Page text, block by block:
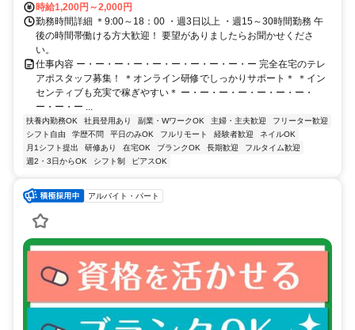
時給1,200円～2,000円
勤務時間詳細 ＊9:00～18：00 ・週3日以上 ・週15～30時間勤務 午
後の時間帯働ける方大歓迎！ 要望がありましたらお聞かせくださ
い。
仕事内容 ー・ー・ー・ー・ー・ー・ー・ー・ー・ー 完全在宅のテレ
アポスタッフ募集！ ＊オンライン研修でしっかりサポート＊ ＊イン
センティブも充実で稼ぎやすい＊ ー・ー・ー・ー・ー・ー・ー・
ー・ー・ー ...
扶養内勤務OK 社員登用あり 副業・WワークOK 主婦・主夫歓迎
フリーター歓迎
シフト自由
学歴不問 平日のみOK フルリモート 経験者歓迎
ネイルOK
月1シフト提出
研修あり 在宅OK ブランクOK 長期歓迎
フルタイム歓迎
週2・3日からOK
シフト制 ピアスOK
アルバイト・パート